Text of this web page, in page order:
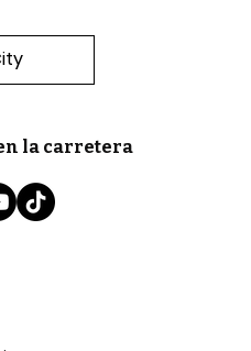
la carretera